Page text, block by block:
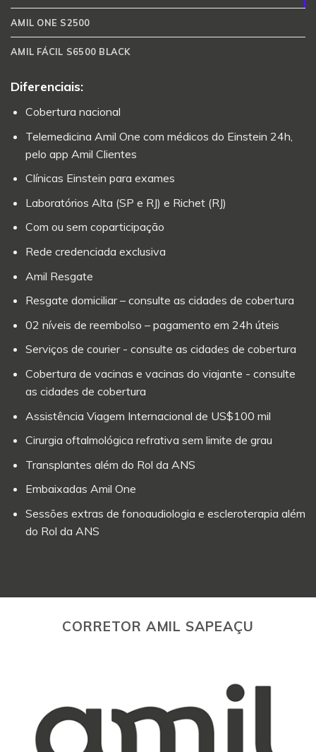
AMIL ONE S2500
AMIL FÁCIL S6500 BLACK
Diferenciais:
Cobertura nacional
Telemedicina Amil One com médicos do Einstein 24h,
pelo app Amil Clientes
Clínicas Einstein para exames
Laboratórios Alta (SP e RJ) e Richet (RJ)
Com ou sem coparticipação
Rede credenciada exclusiva
Amil Resgate
Resgate domiciliar – consulte as cidades de cobertura
02 níveis de reembolso – pagamento em 24h úteis
Serviços de courier - consulte as cidades de cobertura
Cobertura de vacinas e vacinas do viajante - consulte
as cidades de cobertura
Assistência Viagem Internacional de US$100 mil
Cirurgia oftalmológica refrativa sem limite de grau
Transplantes além do Rol da ANS
Embaixadas Amil One
Sessões extras de fonoaudiologia e escleroterapia além
do Rol da ANS
CORRETOR AMIL SAPEAÇU